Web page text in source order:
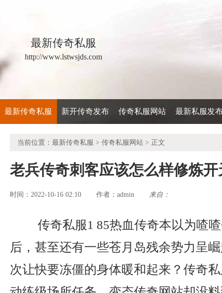
最新传奇私服
http://www.lstwsjds.com
最新传奇私服 新开传奇发布 传奇私服网站 最新私服发
当前位置： 最新传奇私服 > 传奇私服网站 > 正文
老兵传奇刺客应该怎么样修炼开
时间：2022-10-16 02:10 作者： admin 来自：
传奇私服1 85热血传奇本以为喳
后，甚至还有一些苍月岛残余势力呈
次让快要冻僵的身体暖和起来？传奇